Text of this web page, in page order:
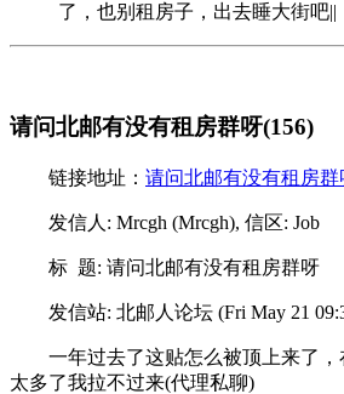
了，也别租房子，出去睡大街吧||
请问北邮有没有租房群呀(156)
链接地址： 请问北邮有没有租房群
发信人: Mrcgh (Mrcgh), 信区: Job
标 题: 请问北邮有没有租房群呀
发信站: 北邮人论坛 (Fri May 21
一年过去了这贴怎么被顶上来了，
太多了我拉不过来(代理私聊)